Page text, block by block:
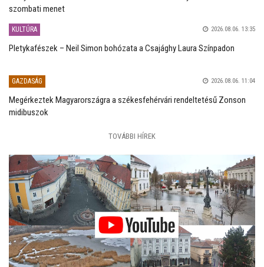
szombati menet
KULTÚRA 2026.08.06. 13:35
Pletykafészek – Neil Simon bohózata a Csajághy Laura Színpadon
GAZDASÁG 2026.08.06. 11:04
Megérkeztek Magyarországra a székesfehérvári rendeltetésű Zonson
midibuszok
TOVÁBBI HÍREK